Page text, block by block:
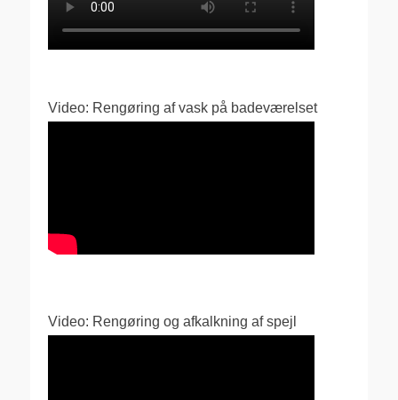
Video: Rengøring af vask på badeværelset
Video: Rengøring og afkalkning af spejl